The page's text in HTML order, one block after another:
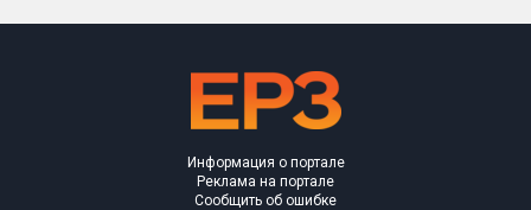
Информация о портале
Реклама на портале
Сообщить об ошибке